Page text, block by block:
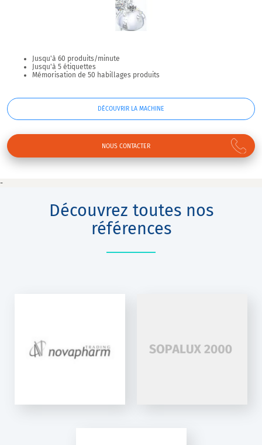
Jusqu'à 60 produits/minute
Jusqu'à 5 étiquettes
Mémorisation de 50 habillages produits
DÉCOUVRIR LA MACHINE
NOUS CONTACTER
-
Découvrez toutes nos
références